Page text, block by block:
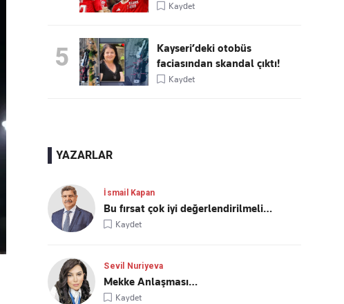
Kaydet
5
Kayseri’deki otobüs
faciasından skandal çıktı!
Kaydet
YAZARLAR
İsmail Kapan
Bu fırsat çok iyi değerlendirilmeli…
Kaydet
Sevil Nuriyeva
Mekke Anlaşması…
Kaydet